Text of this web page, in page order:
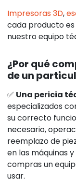
Impresoras 3D,
cada producto
nuestro equipo
¿Por qué
de un
✅ Una pericia
especializados
su correcto
necesario,
reemplazo de
en las máquinas
compras un
usar.